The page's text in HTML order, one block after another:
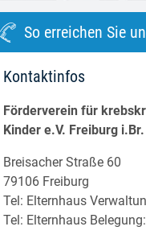
So erreichen Sie
Kontaktinfos
Förderverein für
Kinder e.V. Freiburg i.Br.
Breisacher Straße 60
79106 Freiburg
Tel: Elternhaus
Tel: Elternhaus